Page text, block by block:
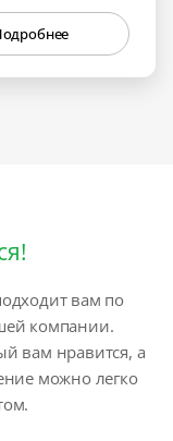
вам по
компании.
вам нравится, а
можно легко